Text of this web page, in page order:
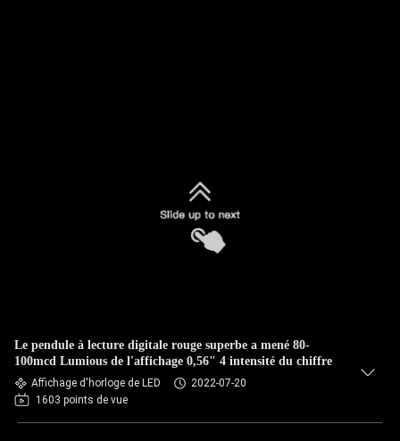
Le pendule à lecture digitale rouge superbe a mené 80-
100mcd Lumious de l'affichage 0,56" 4 intensité du chiffre
Affichage d'horloge de LED
2022-07-20
1603 points de vue